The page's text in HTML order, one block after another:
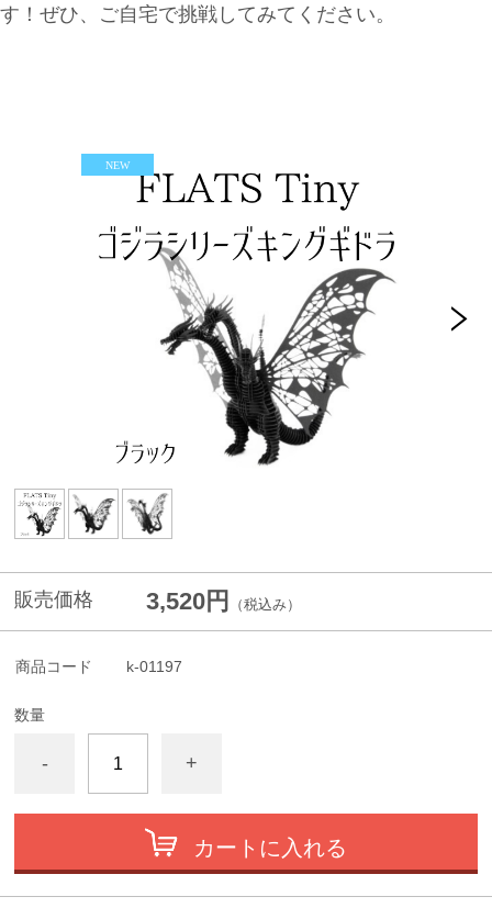
す！ぜひ、ご自宅で挑戦してみてください。
販売価格 3,520円 （税込み）
商品コード k-01197
数量
- +
カートに入れる